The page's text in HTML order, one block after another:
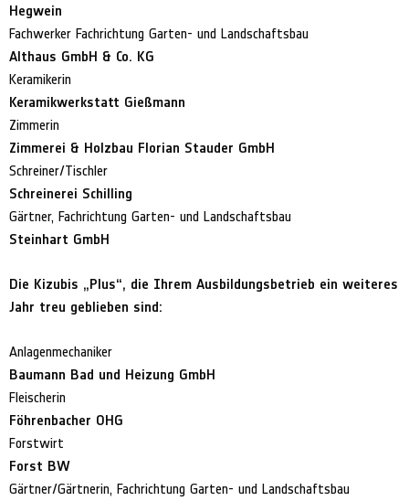
Hegwein
Fachwerker Fachrichtung Garten- und Landschaftsbau
Althaus GmbH & Co. KG
Keramikerin
Keramikwerkstatt Gießmann
Zimmerin
Zimmerei & Holzbau Florian Stauder GmbH
Schreiner/Tischler
Schreinerei Schilling
Gärtner, Fachrichtung Garten- und Landschaftsbau
Steinhart GmbH
Die Kizubis „Plus“, die Ihrem Ausbildungsbetrieb ein weiteres
Jahr treu geblieben sind:
Anlagenmechaniker
Baumann Bad und Heizung GmbH
Fleischerin
Föhrenbacher OHG
Forstwirt
Forst BW
Gärtner/Gärtnerin, Fachrichtung Garten- und Landschaftsbau